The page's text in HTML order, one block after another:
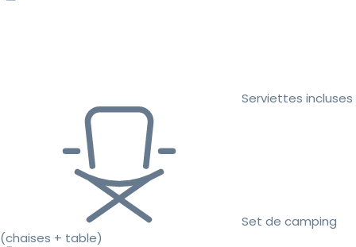
Serviettes incluses
Set de camping
(chaises + table)